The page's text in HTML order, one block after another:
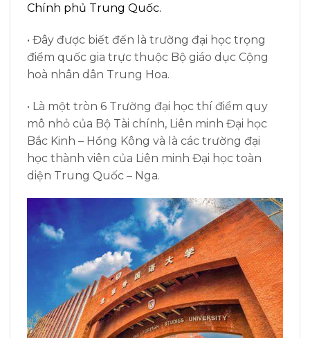
Chính phủ Trung Quốc.
• Đây được biết đến là trường đại học trọng
điểm quốc gia trực thuộc Bộ giáo dục Cộng
hoà nhân dân Trung Hoa.
• Là một tròn 6 Trường đại học thí điểm quy
mô nhỏ của Bộ Tài chính, Liên minh Đại học
Bắc Kinh – Hồng Kông và là các trường đại
học thành viên của Liên minh Đại học toàn
diện Trung Quốc – Nga.